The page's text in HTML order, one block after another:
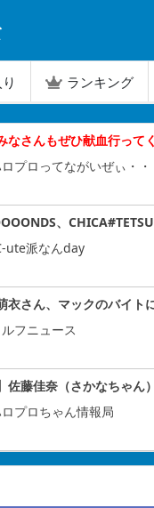
ランキング
なさんもぜひ献血行って
プロってながいぜぃ・・
、
派なんday
衣さん、マックのバイ
フニュース
佐藤佳奈（さかなちゃん
プロちゃん情報局